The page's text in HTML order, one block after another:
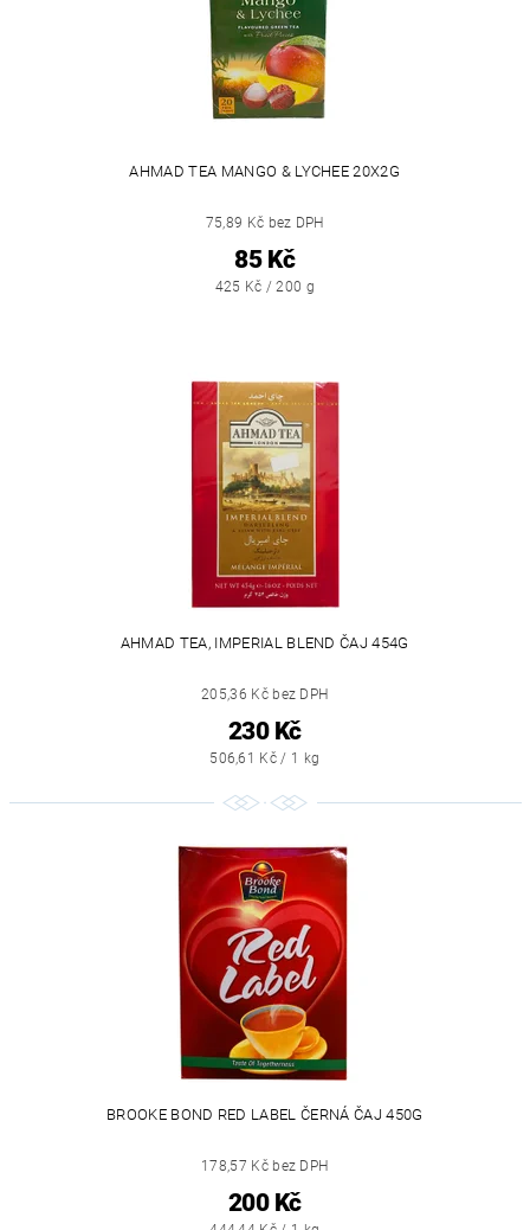
AHMAD TEA MANGO & LYCHEE 20X2G
75,89 Kč bez DPH
85 Kč
425 Kč / 200 g
AHMAD TEA, IMPERIAL BLEND ČAJ 454G
205,36 Kč bez DPH
230 Kč
506,61 Kč / 1 kg
BROOKE BOND RED LABEL ČERNÁ ČAJ 450G
178,57 Kč bez DPH
200 Kč